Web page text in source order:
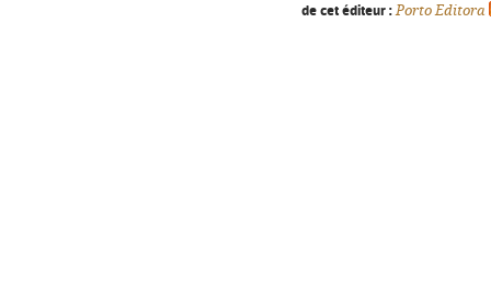
de cet éditeur : Porto Editora